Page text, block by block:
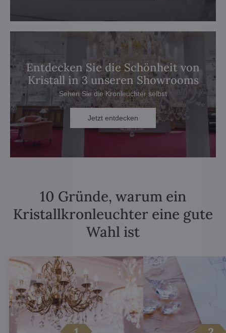
Entdecken Sie die Schönheit von
Kristall in 3 unseren Showrooms
Sehen Sie die Kronleuchter selbst
Jetzt entdecken
10 Gründe, warum ein
Kristallkronleuchter eine gute
Wahl ist